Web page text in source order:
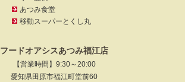
あつみ食堂
移動スーパーとくし丸
フードオアシスあつみ福江店
【営業時間】9:30～20:00
愛知県田原市福江町堂前60